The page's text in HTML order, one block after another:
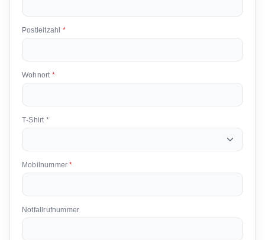
Postleitzahl *
Wohnort *
T‑Shirt *
Mobilnummer*
Notfallrufnummer